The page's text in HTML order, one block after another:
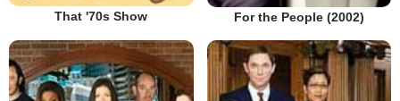
That '70s Show For the People (2002)